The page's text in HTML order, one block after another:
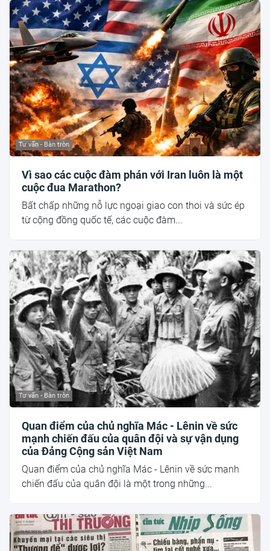
Tư vấn - Bàn tròn
Vì sao các cuộc đàm phán với Iran luôn là một
cuộc đua Marathon?
Bất chấp những nỗ lực ngoại giao con thoi và sức ép
từ cộng đồng quốc tế, các cuộc đàm...
Tư vấn - Bàn tròn
Quan điểm của chủ nghĩa Mác - Lênin về sức
mạnh chiến đấu của quân đội và sự vận dụng
của Đảng Cộng sản Việt Nam
Quan điểm của chủ nghĩa Mác - Lênin về sức mạnh
chiến đấu của quân đội là một trong những...